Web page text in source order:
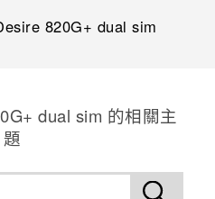
820G‍+ dual sim
dual sim 的相關主
題